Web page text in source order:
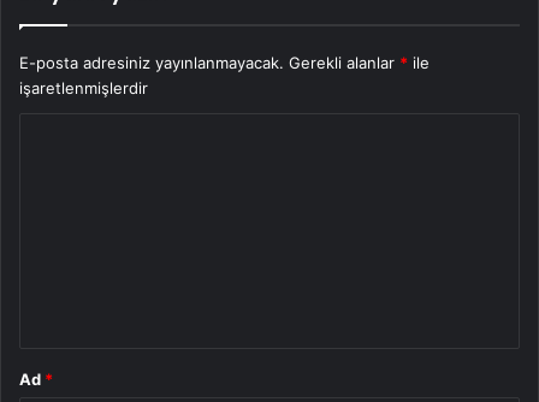
E-posta adresiniz yayınlanmayacak. Gerekli alanlar * ile
işaretlenmişlerdir
Ad *